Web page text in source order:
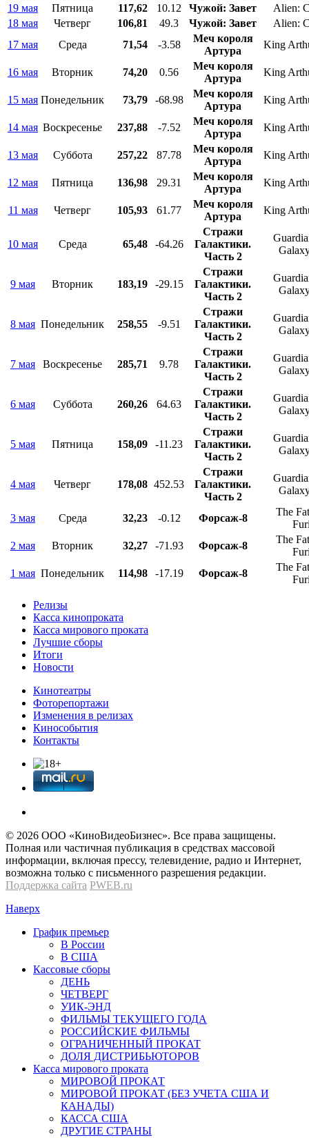
19 мая
Пятница 117,62 10.12 Чужой: Завет
Alien:
18 мая
Четверг 106,81 49.3 Чужой: Завет
Alien:
17 мая
Среда 71,54 -3.58
Меч короля
Артура
King
16 мая Вторник 74,20 0.56
Меч короля
Артура
King
15 мая Понедельник 73,79 -68.98
Меч короля
Артура
King
14 мая Воскресенье 237,88 -7.52
Меч короля
Артура
King
13 мая Суббота 257,22 87.78
Меч короля
Артура
King
12 мая Пятница 136,98 29.31
Меч короля
Артура
King
11 мая Четверг 105,93 61.77
Меч короля
Артура
King
10 мая Среда 65,48 -64.26
Стражи
Галактики.
Часть 2
9 мая Вторник 183,19 -29.15
Стражи
Галактики.
Часть 2
8 мая Понедельник 258,55 -9.51
Стражи
Галактики.
Часть 2
7 мая Воскресенье 285,71 9.78
Стражи
Галактики.
Часть 2
6 мая Суббота 260,26 64.63
Стражи
Галактики.
Часть 2
5 мая Пятница 158,09 -11.23
Стражи
Галактики.
Часть 2
4 мая Четверг 178,08 452.53
Стражи
Галактики.
Часть 2
3 мая Среда 32,23 -0.12 Форсаж-8
The
2 мая
Вторник 32,27 -71.93 Форсаж-8
The
1 мая Понедельник 114,98 -17.19 Форсаж-8
The
Релизы
Касса кинопроката
Касса мирового проката
Лучшие сборы
Итоги
Новости
Кинотеатры
Фоторепортажи
Изменения в релизах
Кинособытия
Контакты
© 2026 OOО «КиноВидеоБизнес». Все права защищены.
Полная или частичная публикация в средствах массовой
информации, включая прессу, телевидение, радио и Интернет,
возможна только с письменного разрешения редакции.
Поддержка сайта PWEB.ru
Наверх
График премьер
В России
В США
Кассовые сборы
ДЕНЬ
ЧЕТВЕРГ
УИК-ЭНД
ФИЛЬМЫ ТЕКУЩЕГО ГОДА
РОССИЙСКИЕ ФИЛЬМЫ
ОГРАНИЧЕННЫЙ ПРОКАТ
ДОЛЯ ДИСТРИБЬЮТОРОВ
Касса мирового проката
МИРОВОЙ ПРОКАТ
МИРОВОЙ ПРОКАТ (БЕЗ УЧЕТА США И
КАНАДЫ)
КАССА США
ДРУГИЕ СТРАНЫ